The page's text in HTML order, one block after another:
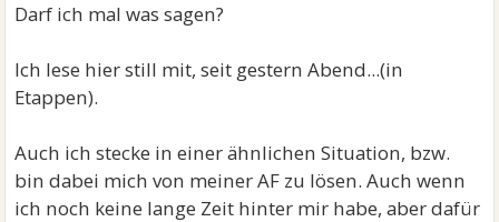
Darf ich mal was sagen?
Ich lese hier still mit, seit gestern Abend...(in
Etappen).
Auch ich stecke in einer ähnlichen Situation, bzw.
bin dabei mich von meiner AF zu lösen. Auch wenn
ich noch keine lange Zeit hinter mir habe, aber dafür